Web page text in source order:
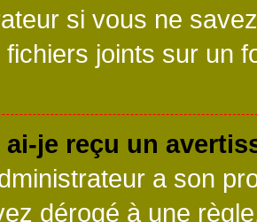
si vous ne
fichiers joints sur un
je reçu un
a son
dérogé à une